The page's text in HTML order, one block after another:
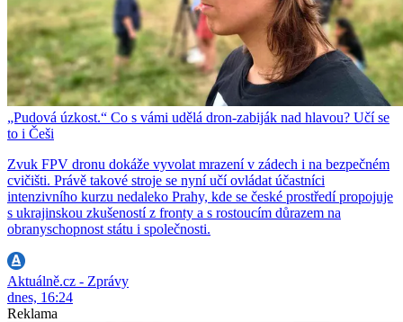
„Pudová úzkost.“ Co s vámi udělá dron-zabiják nad hlavou? Učí se
to i Češi
Zvuk FPV dronu dokáže vyvolat mrazení v zádech i na bezpečném
cvičišti. Právě takové stroje se nyní učí ovládat účastníci
intenzivního kurzu nedaleko Prahy, kde se české prostředí propojuje
s ukrajinskou zkušeností z fronty a s rostoucím důrazem na
obranyschopnost státu i společnosti.
Aktuálně.cz - Zprávy
dnes, 16:24
Reklama